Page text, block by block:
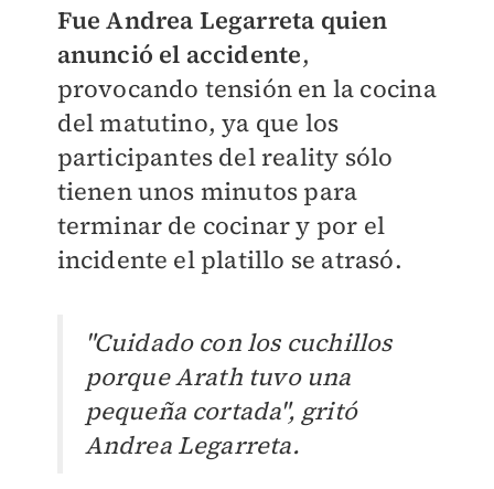
Fue Andrea Legarreta quien
anunció el accidente,
provocando tensión en la cocina
del matutino, ya que los
participantes del reality sólo
tienen unos minutos para
terminar de cocinar y por el
incidente el platillo se atrasó.
"Cuidado con los cuchillos
porque Arath tuvo una
pequeña cortada", gritó
Andrea Legarreta.